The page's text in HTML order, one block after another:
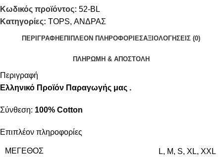
Κωδικός προϊόντος: 52-BL
Κατηγορίες: TOPS, ΑΝΔΡΑΣ
ΠΕΡΙΓΡΑΦΉ ΕΠΙΠΛΈΟΝ ΠΛΗΡΟΦΟΡΊΕΣΑΞΙΟΛΟΓΉΣΕΙΣ (0)
ΠΛΗΡΩΜΗ & ΑΠΟΣΤΟΛΗ
Περιγραφή
Ελληνικό Προϊόν Παραγωγής μας .
Σύνθεση: 100% Cotton
Επιπλέον πληροφορίες
ΜΈΓΕΘΟΣ L, M, S, XL, XXL